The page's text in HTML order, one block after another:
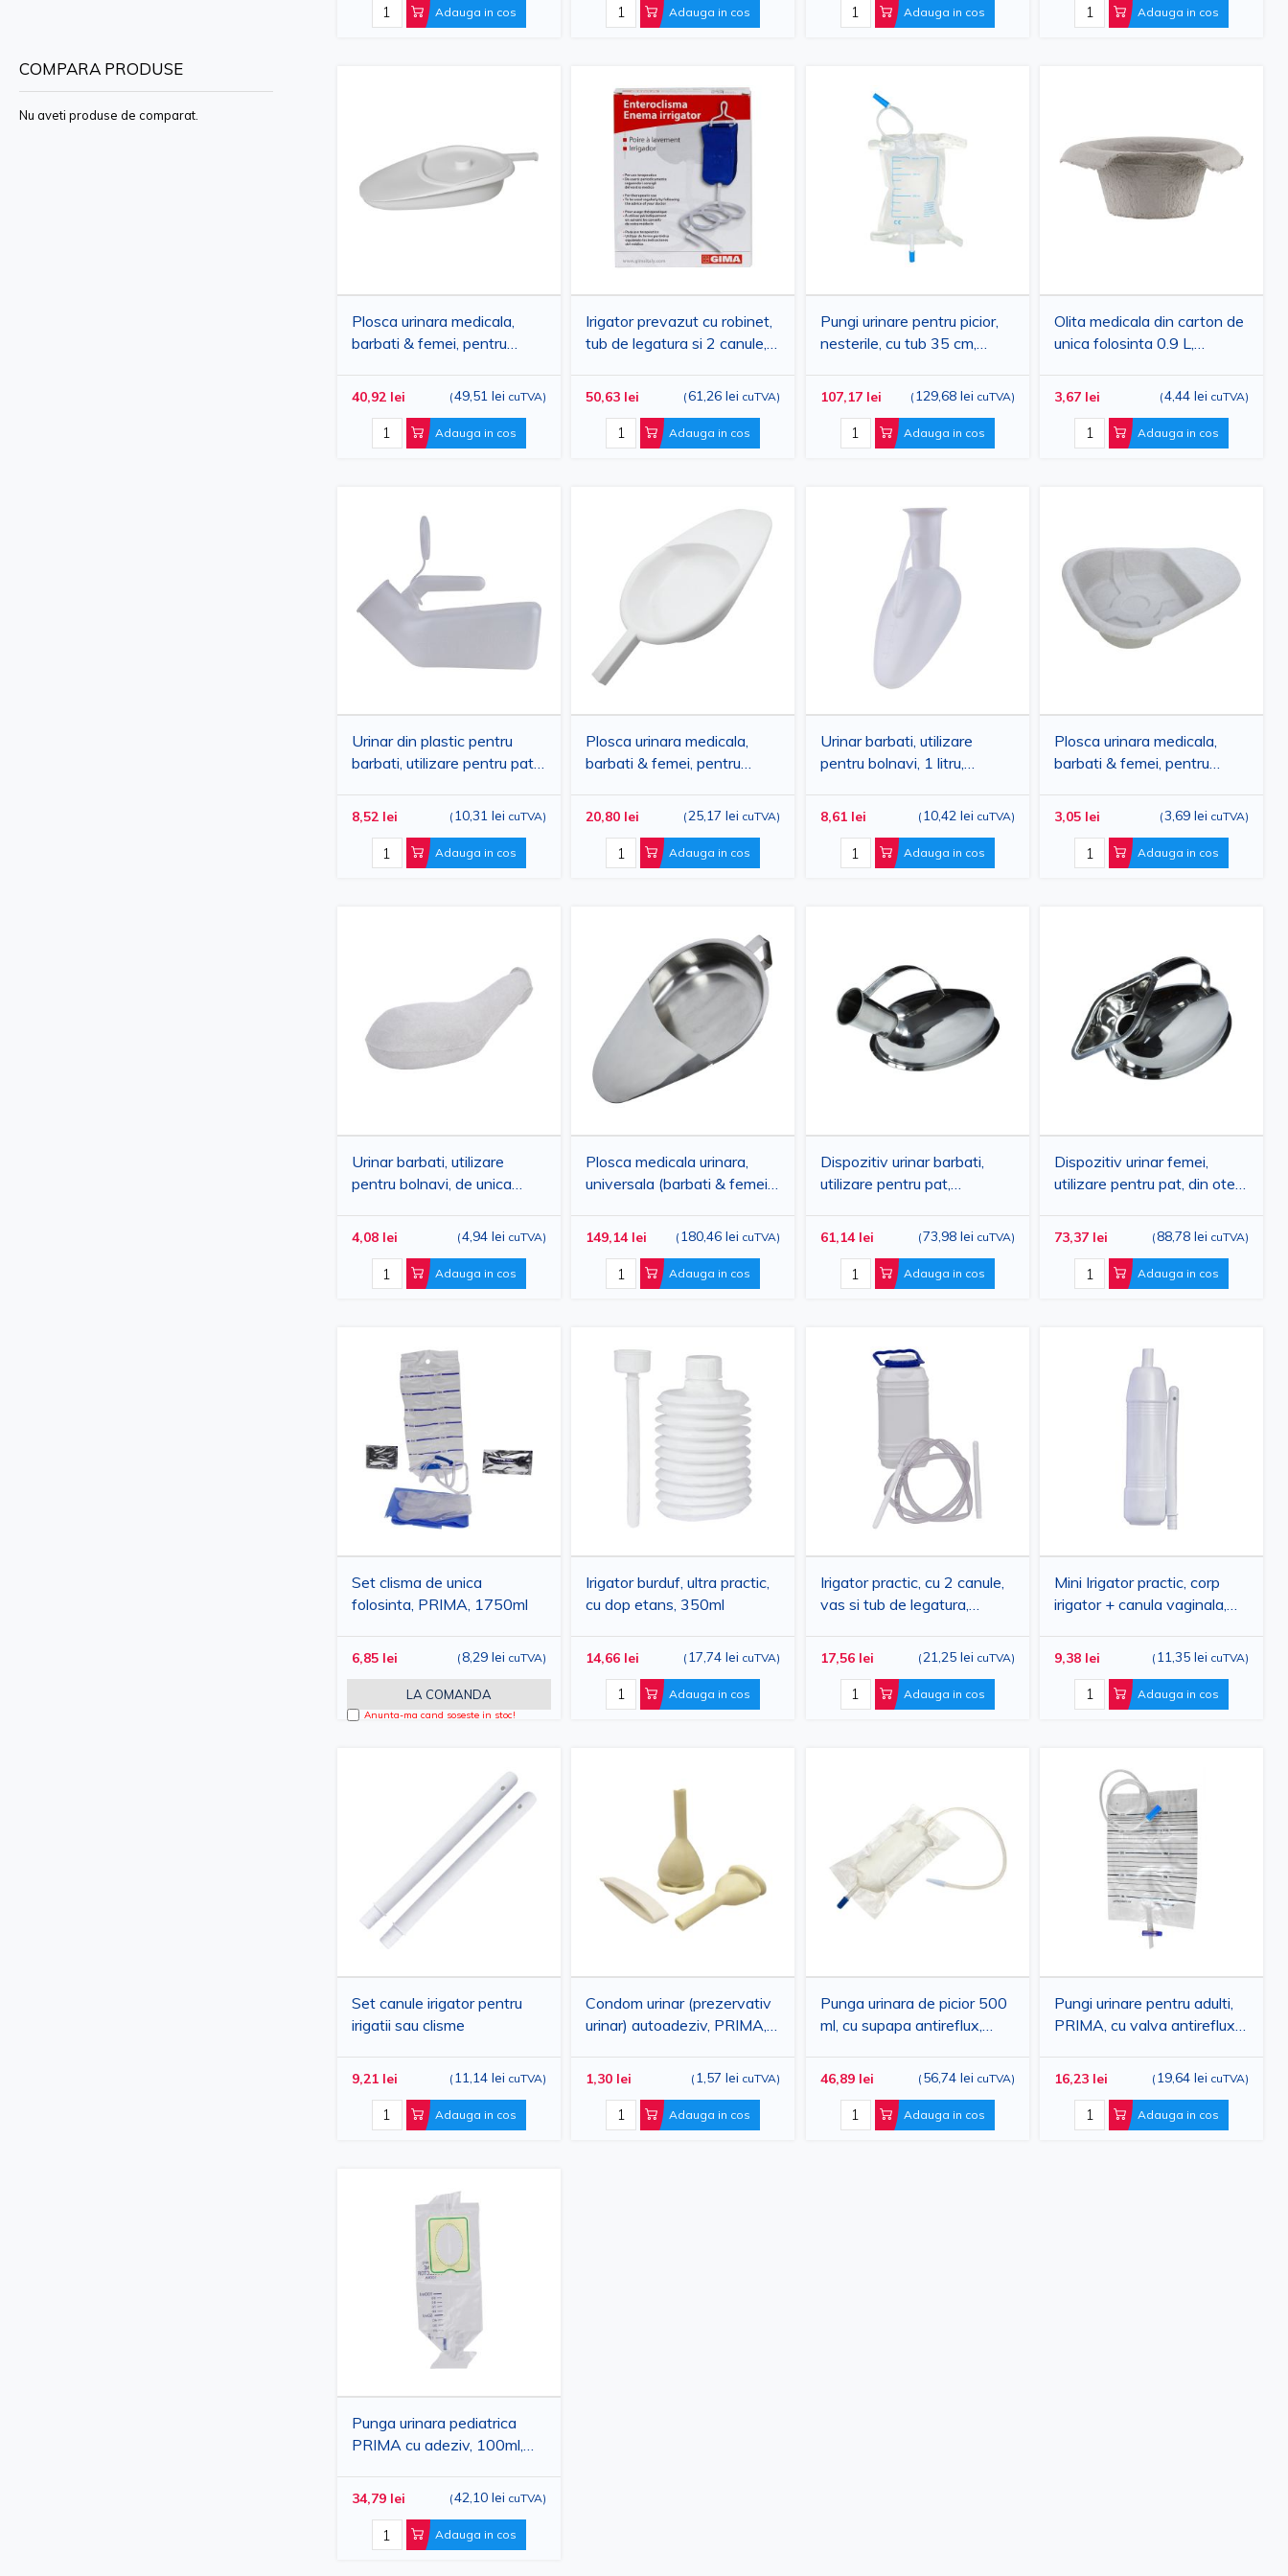
Acceseaza selectia de produse si opteaza pentru tot ce ai nevoie.
Ploscă, Urinar - standarde stricte de calitate, la prețuri competitive.
Adauga in cos Adauga in cos Adauga in cos Adauga in cos
Plosca urinara medicala,
barbati & femei, pentru
reutilizabila, din plastic, 2 litri
40,92 lei (49,51 lei cuTVA)
Adauga in cos
Irigator prevazut cu robinet,
tub de legatura si 2 canule,
50,63 lei (61,26 lei cuTVA)
Adauga in cos
Pungi urinare pentru picior,
nesterile, cu tub 35 cm,
107,17 lei ( 129,68 lei cuTVA)
Adauga in cos
Olita medicala din carton de
unica folosinta 0.9 L,
3,67 lei (4,44 lei cuTVA)
Adauga in cos
Urinar din plastic pentru
barbati, utilizare pentru pat,
8,52 lei ( 10,31 lei cuTVA)
Adauga in cos
Plosca urinara medicala,
barbati & femei, pentru
reutilizabila, din plastic, 2 litri,
PRIMA
20,80 lei (25,17 lei cuTVA)
Adauga in cos
Urinar barbati, utilizare
pentru bolnavi, 1 litru,
8,61 lei ( 10,42 lei cuTVA)
Adauga in cos
Plosca urinara medicala,
barbati & femei, pentru
folosinta, din carton, 1.7 litri,
PRIMA
3,05 lei (3,69 lei cuTVA)
Adauga in cos
Urinar barbati, utilizare
pentru bolnavi, de unica
PRIMA
4,08 lei (4,94 lei cuTVA)
Adauga in cos
Plosca medicala urinara,
universala (barbati & femei),
capac, reutilizabila, din inox,
2 litri, PRIMA
149,14 lei ( 180,46 lei cuTVA)
Adauga in cos
Dispozitiv urinar barbati,
utilizare pentru pat,
1 litru, PRIMA
61,14 lei (73,98 lei cuTVA)
Adauga in cos
Dispozitiv urinar femei,
utilizare pentru pat, din otel
73,37 lei (88,78 lei cuTVA)
Adauga in cos
Set clisma de unica
folosinta, PRIMA, 1750ml
6,85 lei (8,29 lei cuTVA)
LA COMANDA
Anunta-ma cand soseste in stoc!
Irigator burduf, ultra practic,
cu dop etans, 350ml
14,66 lei ( 17,74 lei cuTVA)
Adauga in cos
Irigator practic, cu 2 canule,
vas si tub de legatura,
17,56 lei (21,25 lei cuTVA)
Adauga in cos
Mini Irigator practic, corp
irigator + canula vaginala,
9,38 lei ( 11,35 lei cuTVA)
Adauga in cos
Set canule irigator pentru
irigatii sau clisme
9,21 lei ( 11,14 lei cuTVA)
Adauga in cos
Condom urinar (prezervativ
urinar) autoadeziv, PRIMA,
1,30 lei ( 1,57 lei cuTVA)
Adauga in cos
Punga urinara de picior 500
ml, cu supapa antireflux,
46,89 lei ( 56,74 lei cuTVA)
Adauga in cos
Pungi urinare pentru adulti,
PRIMA, cu valva antireflux,
16,23 lei ( 19,64 lei cuTVA)
Adauga in cos
Punga urinara pediatrica
PRIMA cu adeziv, 100ml,
34,79 lei (42,10 lei cuTVA)
Adauga in cos
COMPARA PRODUSE
Nu aveti produse de comparat.